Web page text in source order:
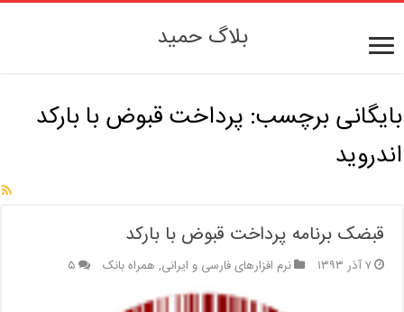
بلاگ حمید
بایگانی برچسب: پرداخت قبوض با بارکد
اندروید
قبضک برنامه پرداخت قبوض با بارکد
۷ آذر ۱۳۹۳ نرم افزارهای فارسی و ایرانی, همراه بانک ۵